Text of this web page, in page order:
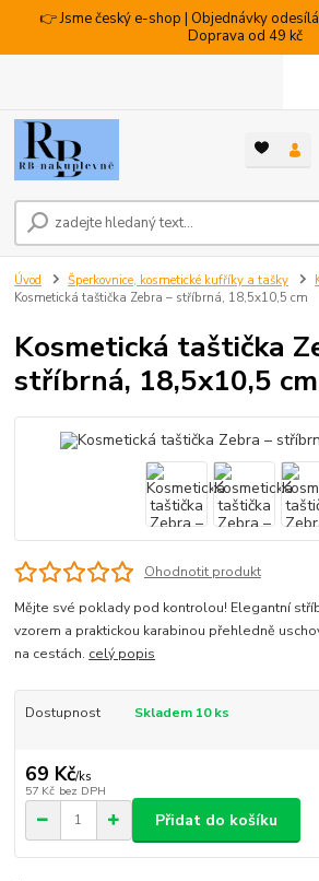
👉 Jsme český e-shop | Objednávky
Doprava od 49 kč
Úvod Šperkovnice, kosmetické kufříky a tašky
Kosmetická taštička Zebra – stříbrná, 18,5x10,5 cm
Kosmetická taštička
stříbrná, 18,5x10,5 cm
Ohodnotit produkt
Mějte své poklady pod kontrolou! Elegantní
vzorem a praktickou karabinou přehledně
na cestách. celý popis
Dostupnost Skladem 10 ks
69 Kč/ks
57 Kč bez DPH
Přidat do košíku